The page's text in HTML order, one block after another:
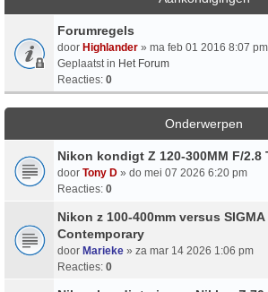
Forumregels
door Highlander » ma feb 01 2016 8:07 pm
Geplaatst in Het Forum
Reacties: 0
Onderwerpen
Nikon kondigt Z 120-300MM F/2.8
door Tony D » do mei 07 2026 6:20 pm
Reacties: 0
Nikon z 100-400mm versus
Contemporary
door Marieke » za mar 14 2026 1:06 pm
Reacties: 0